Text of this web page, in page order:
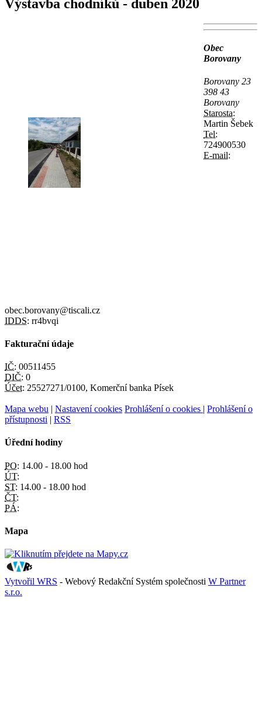
Výstavba chodníků - duben 2020
Obec
Borovany
Borovany 23
398 43
Borovany
Starosta:
Martin Šebek
Tel:
724900530
E-mail:
obec.borovany@tiscali.cz
IDDS: rr4bvqi
Fakturační údaje
IČ: 00511455
DIČ: 0
Účet: 25527271/0100, Komerční banka Písek
Mapa webu | Nastavení cookies Prohlášení o cookies | Prohlášení o
přístupnosti | RSS
Úřední hodiny
PO: 14.00 - 18.00 hod
ÚT:
ST: 14.00 - 18.00 hod
ČT:
PÁ:
Mapa
Vytvořil WRS - Webový Redakční Systém společnosti W Partner
s.r.o.